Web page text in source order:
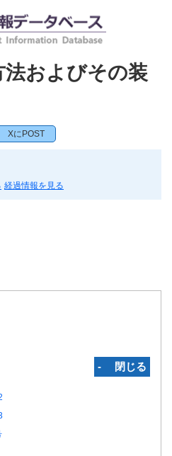
法およびその装
XにPOST
経過情報を見る
‐ 閉じる